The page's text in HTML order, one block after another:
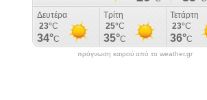
πρόγνωση καιρού από το weather.gr